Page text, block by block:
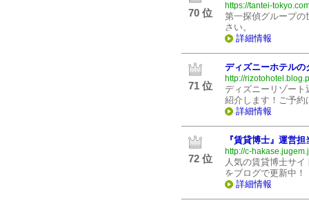
70 位
https://tantei-
第一探偵グループの
さい。
詳細情報
71 位
ディズニーホテルの
http://
ディズニーリゾート
紹介します！ご予約
詳細情報
72 位
『賃貸博士』運営
http://c-
人気の賃貸博士サ
をブログで更新中！
詳細情報